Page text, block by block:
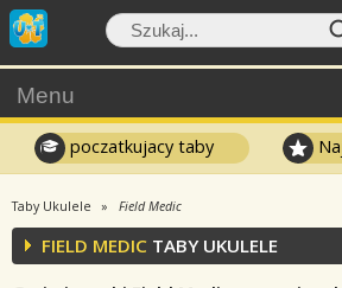
Menu
poczatkujacy taby
Taby Ukulele Field Medic
FIELD MEDIC TABY UKULELE